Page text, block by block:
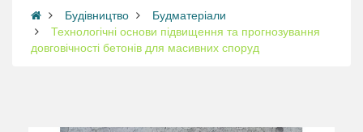
Будівництво
Будматеріали
Технологічні основи підвищення та прогнозування
довговічності бетонів для масивних споруд